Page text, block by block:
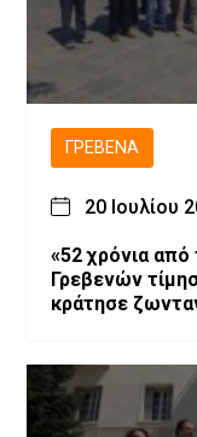
ΓΡΕΒΕΝΆ
20 Ιουλίου
«52 χρόνια
Γρεβενών
κράτησε